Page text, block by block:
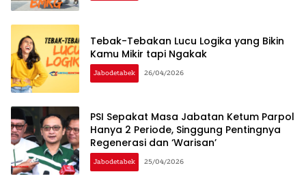
Tebak-Tebakan Lucu Logika yang Bikin
Kamu Mikir tapi Ngakak
Jabodetabek 26/04/2026
PSI Sepakat Masa Jabatan Ketum Parpol
Hanya 2 Periode, Singgung Pentingnya
Regenerasi dan ‘Warisan’
Jabodetabek 25/04/2026